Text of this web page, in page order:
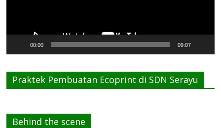
00:00 09:07
Praktek Pembuatan Ecoprint di SDN Serayu
Behind the scene